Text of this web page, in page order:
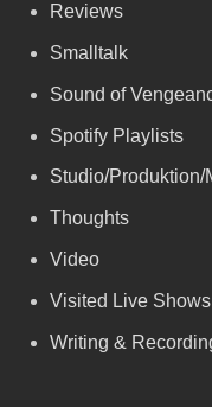
Reviews
Smalltalk
Sound of
Spotify Playlists
Studio/Produktion/
Thoughts
Video
Visited Live Shows
Writing &